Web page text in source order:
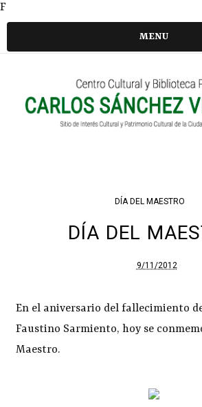
F
MENU
DÍA DEL MAESTRO
DÍA DEL
9/11/2012
En el aniversario del fallecimiento
Faustino Sarmiento, hoy se
Maestro.